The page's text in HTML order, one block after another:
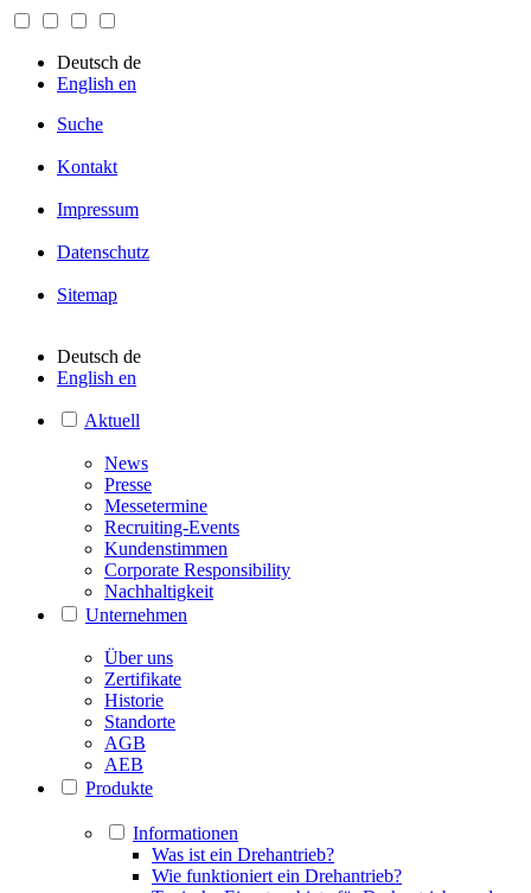
Deutsch de
English en
Suche
Kontakt
Impressum
Datenschutz
Sitemap
Deutsch de
English en
Aktuell
News
Presse
Messetermine
Recruiting-Events
Kundenstimmen
Corporate Responsibility
Nachhaltigkeit
Unternehmen
Über uns
Zertifikate
Historie
Standorte
AGB
AEB
Produkte
Informationen
Was ist ein Drehantrieb?
Wie funktioniert ein Drehantrieb?